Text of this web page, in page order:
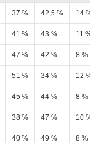
37 % 42,5 % 14
41 % 43 % 11
47 % 42 % 8 %
51 % 34 % 12
45 % 44 % 8 %
38 % 47 % 10
40 % 49 % 8 %